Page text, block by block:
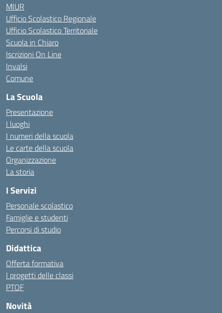
MIUR
Ufficio Scolastico Regionale
Ufficio Scolastico Territoriale
Scuola in Chiaro
Iscrizioni On Line
Invalsi
Comune
La Scuola
Presentazione
I luoghi
I numeri della scuola
Le carte della scuola
Organizzazione
La storia
I Servizi
Personale scolastico
Famiglie e studenti
Percorsi di studio
Didattica
Offerta formativa
I progetti delle classi
PTOF
Novità